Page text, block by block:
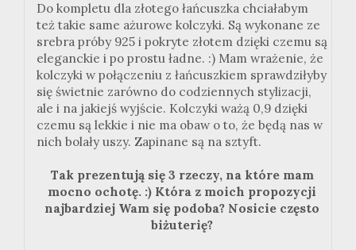
Do kompletu dla złotego łańcuszka chciałabym
też takie same ażurowe kolczyki. Są wykonane ze
srebra próby 925 i pokryte złotem dzięki czemu są
eleganckie i po prostu ładne. :) Mam wrażenie, że
kolczyki w połączeniu z łańcuszkiem sprawdziłyby
się świetnie zarówno do codziennych stylizacji,
ale i na jakiejś wyjście. Kolczyki ważą 0,9 dzięki
czemu są lekkie i nie ma obaw o to, że będą nas w
nich bolały uszy. Zapinane są na sztyft.
Tak prezentują się 3 rzeczy, na które mam
mocno ochotę. :) Która z moich propozycji
najbardziej Wam się podoba? Nosicie często
biżuterię?